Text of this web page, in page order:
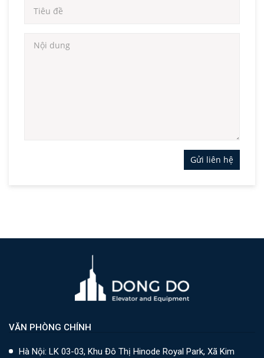
Gửi liên hệ
VĂN PHÒNG CHÍNH
Hà Nội: LK 03-03, Khu Đô Thị Hinode Royal Park, Xã Kim